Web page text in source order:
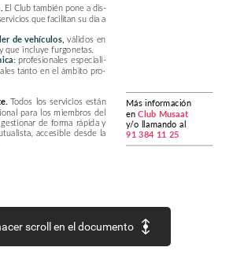
El Clubtambiénpone adis-
quefacilitan sudía a
de vehículos, válidos en
yque incluye furgonetas.
profesionales especiali-
tanto en el ámbito pro-
Todos los servicios están
para los miembros del
gestionar de forma rápida y
accesible desde la
Más información
en Club Musaat
y/o llamando al
91 384 11 25
scroll en el documento